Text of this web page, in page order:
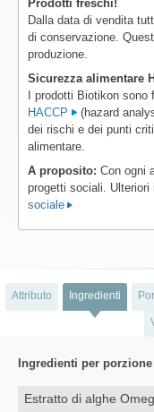
Prodotti freschi!
Dalla data di vendita
di conservazione.
produzione.
Sicurezza alimentare
I prodotti Biotikon sono
HACCP
(hazard
dei rischi e dei punti
alimentare.
A proposito: Con ogni
progetti sociali.
sociale
Attributo Ingredienti
Ingredienti per
Estratto di alghe